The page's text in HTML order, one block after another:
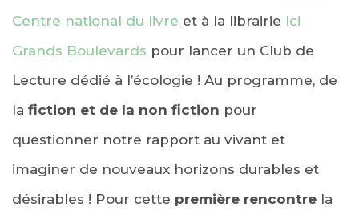
Centre national du livre et à la librairie Ici
Grands Boulevards pour lancer un Club de
Lecture dédié à l’écologie ! Au programme, de
la fiction et de la non fiction pour
questionner notre rapport au vivant et
imaginer de nouveaux horizons durables et
désirables ! Pour cette première rencontre la